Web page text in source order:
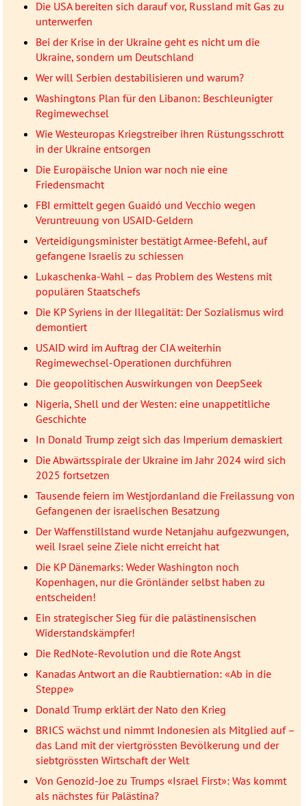
Die USA bereiten sich darauf vor, Russland mit Gas zu
unterwerfen
Bei der Krise in der Ukraine geht es nicht um die
Ukraine, sondern um Deutschland
Wer will Serbien destabilisieren und warum?
Washingtons Plan für den Libanon: Beschleunigter
Regimewechsel
Wie Westeuropas Kriegstreiber ihren Rüstungsschrott
in der Ukraine entsorgen
Die Europäische Union war noch nie eine
Friedensmacht
FBI ermittelt gegen Guaidó und Vecchio wegen
Veruntreuung von USAID-Geldern
Verteidigungsminister bestätigt Armee-Befehl, auf
gefangene Israelis zu schiessen
Lukaschenka-Wahl – das Problem des Westens mit
populären Staatschefs
Die KP Syriens in der Illegalität: Der Sozialismus wird
demontiert
USAID wird im Auftrag der CIA weiterhin
Regimewechsel-Operationen durchführen
Die geopolitischen Auswirkungen von DeepSeek
Nigeria, Shell und der Westen: eine unappetitliche
Geschichte
In Donald Trump zeigt sich das Imperium demaskiert
Die Abwärtsspirale der Ukraine im Jahr 2024 wird sich
2025 fortsetzen
Tausende feiern im Westjordanland die Freilassung von
Gefangenen der israelischen Besatzung
Der Waffenstillstand wurde Netanjahu aufgezwungen,
weil Israel seine Ziele nicht erreicht hat
Die KP Dänemarks: Weder Washington noch
Kopenhagen, nur die Grönländer selbst haben zu
entscheiden!
Ein strategischer Sieg für die palästinensischen
Widerstandskämpfer!
Die RedNote-Revolution und die Rote Angst
Kanadas Antwort an die Raubtiernation: «Ab in die
Steppe»
Donald Trump erklärt der Nato den Krieg
BRICS wächst und nimmt Indonesien als Mitglied auf –
das Land mit der viertgrössten Bevölkerung und der
siebtgrössten Wirtschaft der Welt
Von Genozid-Joe zu Trumps «Israel First»: Was kommt
als nächstes für Palästina?